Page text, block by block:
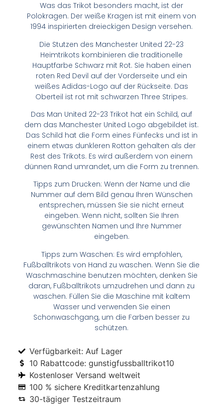
Was das Trikot besonders macht, ist der
Polokragen. Der weiße Kragen ist mit einem von
1994 inspirierten dreieckigen Design versehen.
Die Stutzen des Manchester United 22-23
Heimtrikots kombinieren die traditionelle
Hauptfarbe Schwarz mit Rot. Sie haben einen
roten Red Devil auf der Vorderseite und ein
weißes Adidas-Logo auf der Rückseite. Das
Oberteil ist rot mit schwarzen Three Stripes.
Das Man United 22-23 Trikot hat ein Schild, auf
dem das Manchester United Logo abgebildet ist.
Das Schild hat die Form eines Fünfecks und ist in
einem etwas dunkleren Rotton gehalten als der
Rest des Trikots. Es wird außerdem von einem
dünnen Rand umrandet, um die Form zu trennen.
Tipps zum Drucken: Wenn der Name und die
Nummer auf dem Bild genau Ihren Wünschen
entsprechen, müssen Sie sie nicht erneut
eingeben. Wenn nicht, sollten Sie Ihren
gewünschten Namen und Ihre Nummer
eingeben.
Tipps zum Waschen: Es wird empfohlen,
Fußballtrikots von Hand zu waschen. Wenn Sie die
Waschmaschine benutzen möchten, denken Sie
daran, Fußballtrikots umzudrehen und dann zu
waschen. Füllen Sie die Maschine mit kaltem
Wasser und verwenden Sie einen
Schonwaschgang, um die Farben besser zu
schützen.
Verfügbarkeit: Auf Lager
10 Rabattcode: gunstigfussballtrikot10
Kostenloser Versand weltweit
100 % sichere Kreditkartenzahlung
30-tägiger Testzeitraum